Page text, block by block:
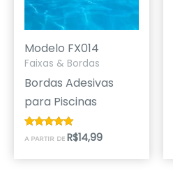
Modelo FX014
Faixas & Bordas
Bordas Adesivas
para Piscinas
Avaliação
A PARTIR DE R$14,99